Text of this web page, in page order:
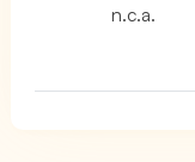
n.c.a.